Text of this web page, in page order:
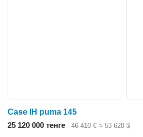
Case IH puma 145
25 120 000 тенге
46 410 € ≈ 53 620 $